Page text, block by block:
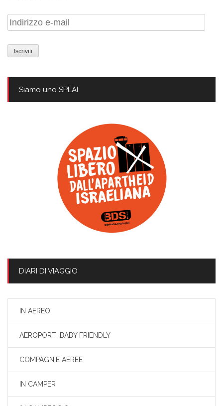
Indirizzo
e-
mail
Siamo uno SPLAI
DIARI DI VIAGGIO
IN AEREO
AEROPORTI BABY FRIENDLY
COMPAGNIE AEREE
IN CAMPER